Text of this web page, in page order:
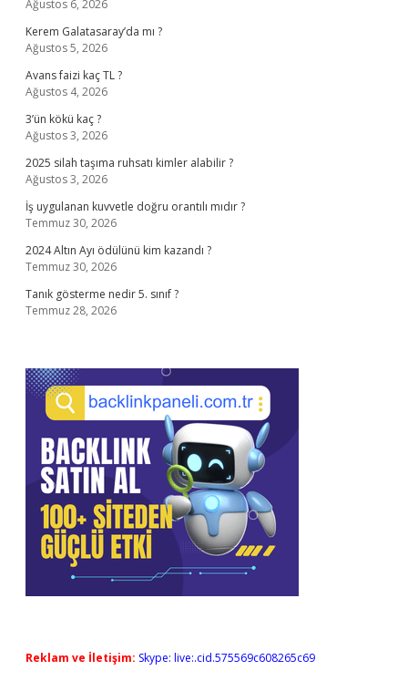
Ağustos 6, 2026
Kerem Galatasaray’da mı ?
Ağustos 5, 2026
Avans faizi kaç TL ?
Ağustos 4, 2026
3’ün kökü kaç ?
Ağustos 3, 2026
2025 silah taşıma ruhsatı kimler alabilir ?
Ağustos 3, 2026
İş uygulanan kuvvetle doğru orantılı mıdır ?
Temmuz 30, 2026
2024 Altın Ayı ödülünü kim kazandı ?
Temmuz 30, 2026
Tanık gösterme nedir 5. sınıf ?
Temmuz 28, 2026
Reklam ve İletişim: Skype: live:.cid.575569c608265c69